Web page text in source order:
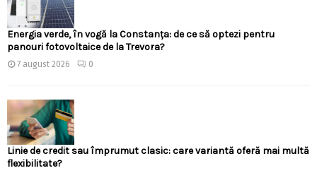
Energia verde, în vogă la Constanța: de ce să optezi pentru
panouri fotovoltaice de la Trevora?
7 august 2026 0
Linie de credit sau împrumut clasic: care variantă oferă mai multă
flexibilitate?